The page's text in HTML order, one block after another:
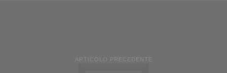
ARTICOLO PRECEDENTE